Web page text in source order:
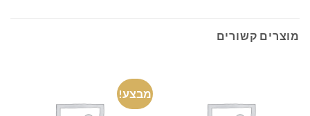
מוצרים קשורים
מבצע!